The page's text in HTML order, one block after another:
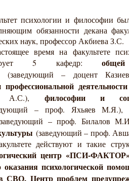
психологии и философии
обязанности декана
наук, профессор Акбиева З.С.
время на факультете
5 кафедр:
(заведующий – доцент
деятельности
А.С.), философии и
– проф. Яхьяев
– проф. Билалов
(заведующий – проф.
действуют и такие
центр «ПСИ-
оказания психологической
СВО, Центр проблем